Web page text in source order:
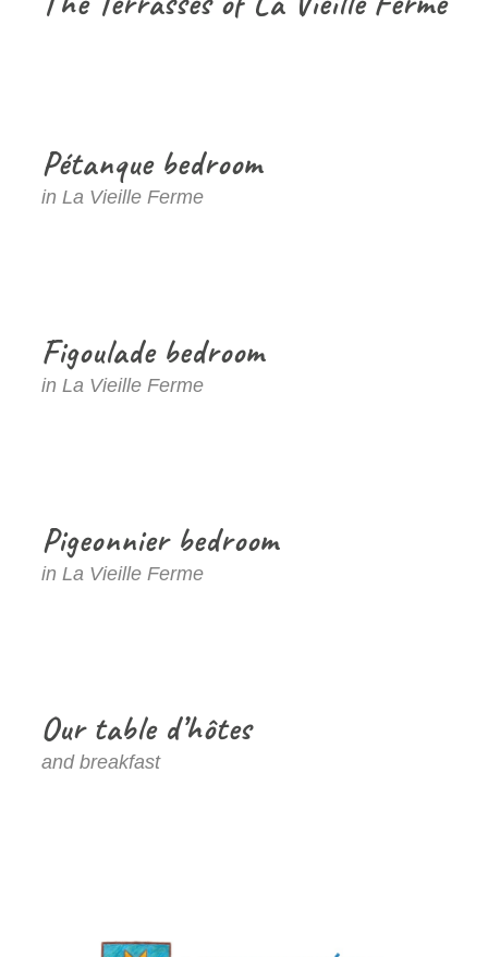
Pétanque bedroom
in La Vieille Ferme
Figoulade bedroom
in La Vieille Ferme
Pigeonnier bedroom
in La Vieille Ferme
Our table d’hôtes
and breakfast